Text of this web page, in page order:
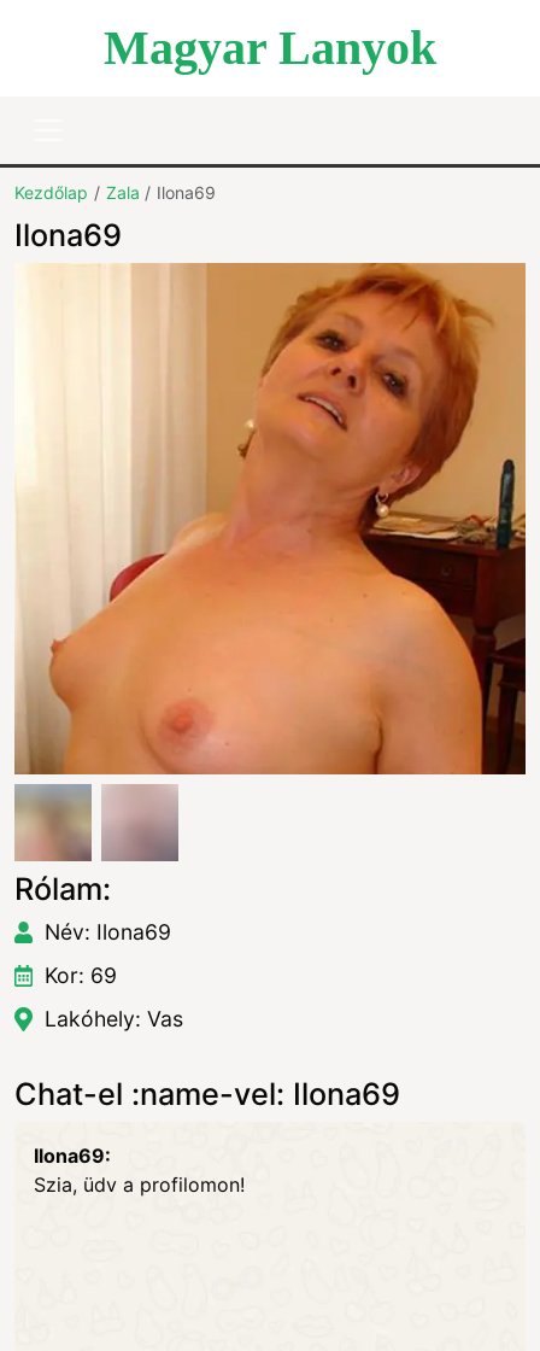
Magyar Lanyok
Kezdőlap Zala Ilona69
Ilona69
Rólam:
Név: Ilona69
Kor: 69
Lakóhely: Vas
Chat-el :name-vel: Ilona69
Ilona69:
Szia, üdv a profilomon!